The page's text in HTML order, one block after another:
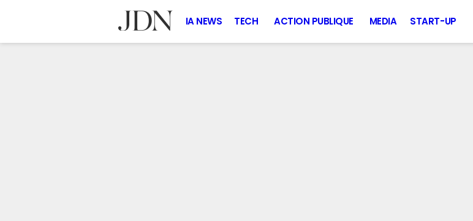
IA NEWS TECH ACTION PUBLIQUE MEDIA START-UP